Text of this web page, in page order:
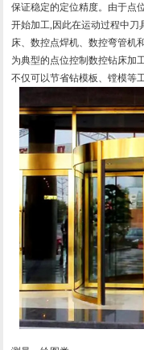
保证稳定的定位精度。由于点
开始加工,因此在运动过程中刀
床、数控点焊机、数控弯管机
为典型的点位控制数控钻床加
不仅可以节省钻模板、镗模等